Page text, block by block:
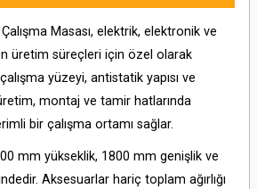
Masası, elektrik, elektronik ve
üretim süreçleri için özel olarak
yüzeyi, antistatik yapısı ve
montaj ve tamir hatlarında
bir çalışma ortamı sağlar.
mm yükseklik, 1800 mm genişlik ve
Aksesuarlar hariç toplam ağırlığı